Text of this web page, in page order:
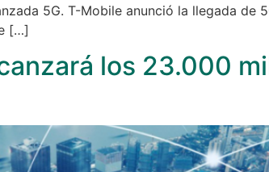
5G. T-Mobile anunció la llegada de
[…]
los 23.000